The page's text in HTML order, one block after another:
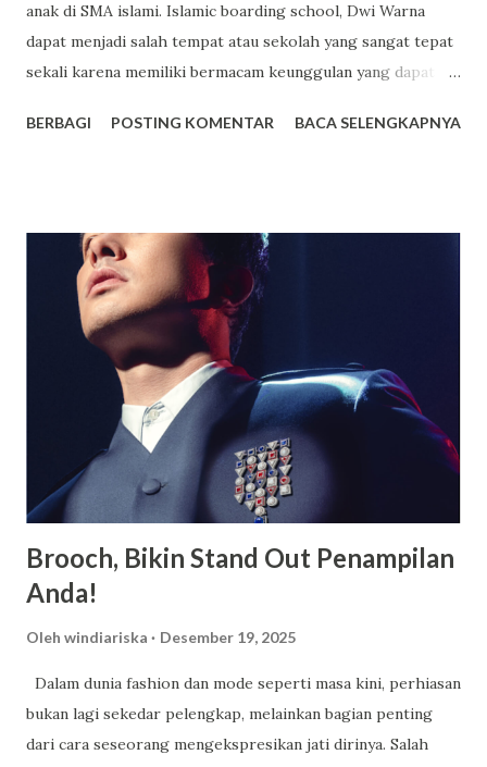
anak di SMA islami. Islamic boarding school, Dwi Warna
dapat menjadi salah tempat atau sekolah yang sangat tepat
sekali karena memiliki bermacam keunggulan yang dapat
sekolah anak. Dwi Warna sendiri ialah sekolah yang
yang sekolah di tempat tersebut. Bagi yang berencana
untuk menyekolahkan anaknya di tempat tersebut berikut
akan saya paparkan beberapa keunggulannya. Fasilitas
Modern dan Lengkap, Selain memiliki suatu asrama yang
luas dan juga nyaman untuk ditempati oleh para siswa
maupun siswi, terdapat berbagai macam fasilitas lainnya
yang juga dimiliki oleh SMA Dwi Warna untuk menunjang
kegiatan belajar siswa. SMA Dwi Warna pun ialah suatu
sekolah yang memiliki area sangat luas serta memiliki l...
BERBAGI POSTING KOMENTAR BACA SELENGKAPNYA
Brooch, Bikin Stand Out Penampilan
Anda!
Oleh windiariska Desember 19, 2025
Dalam dunia fashion dan mode seperti masa kini, perhiasan
bukan lagi sekedar pelengkap, melainkan bagian penting
dari cara seseorang mengekspresikan jati dirinya. Salah